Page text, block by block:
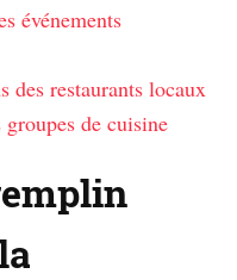
événements
des restaurants locaux
de cuisine